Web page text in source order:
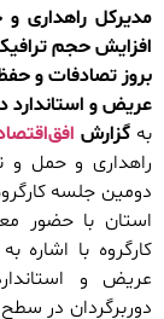
مدیرکل راهداری
افزایش حجم
بروز تصادفات و
عریض و استاندارد
به گزارش
راهداری و حمل و
دومین جلسه
استان با حضور
کارگروه با اشاره